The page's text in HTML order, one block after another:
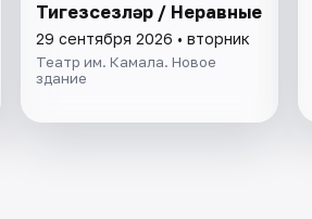
Тигезсезләр / Неравные
29 сентября 2026 • вторник
Театр им. Камала. Новое
здание